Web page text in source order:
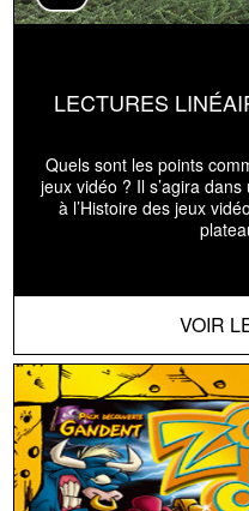
LECTURES
Quels sont les points
jeux vidéo ? Il s’agira
à l’Histoire des jeux
VOIR